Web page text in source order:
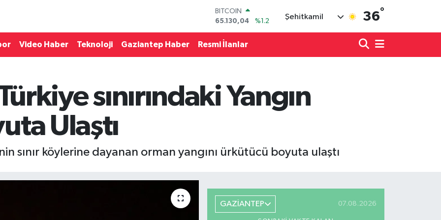
BITCOIN
65.130,04
%1.2
DOLAR
47,7106
GRAM ALTIN
6618.49
%2.12
Şehitkamil 36°
Video Haber Teknoloji Gaziantep Haber Resmi İlanlar
sınırındaki Yangın
Ulaştı
sınır köylerine dayanan orman yangını ürkütücü boyuta ulaştı
GAZİANTEP 07.08.2026